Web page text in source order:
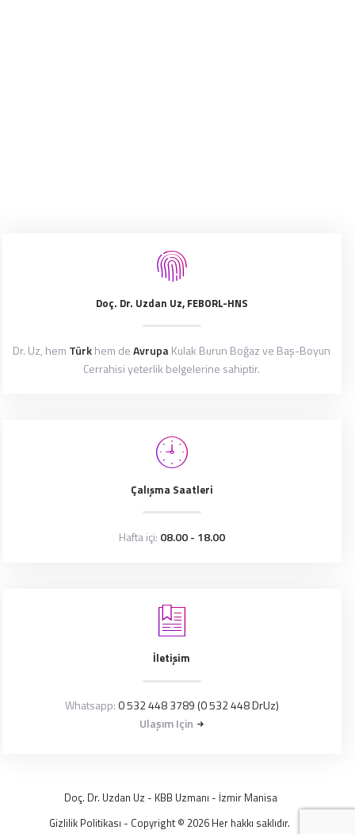
Doç. Dr. Uzdan Uz, FEBORL-HNS
Dr. Uz, hem Türkhem deAvrupaKulak Burun Boğaz ve Baş-Boyun
Cerrahisi yeterlik belgelerine sahiptir.
Çalışma Saatleri
Hafta içi: 08.00 - 18.00
İletişim
Whatsapp: 0 532 448 3789 (0 532 448 DrUz)
Ulaşım Için
Doç. Dr. Uzdan Uz - KBB Uzmanı - İzmir Manisa
Gizlilik Politikası - Copyright © 2026 Her hakkı saklıdır.